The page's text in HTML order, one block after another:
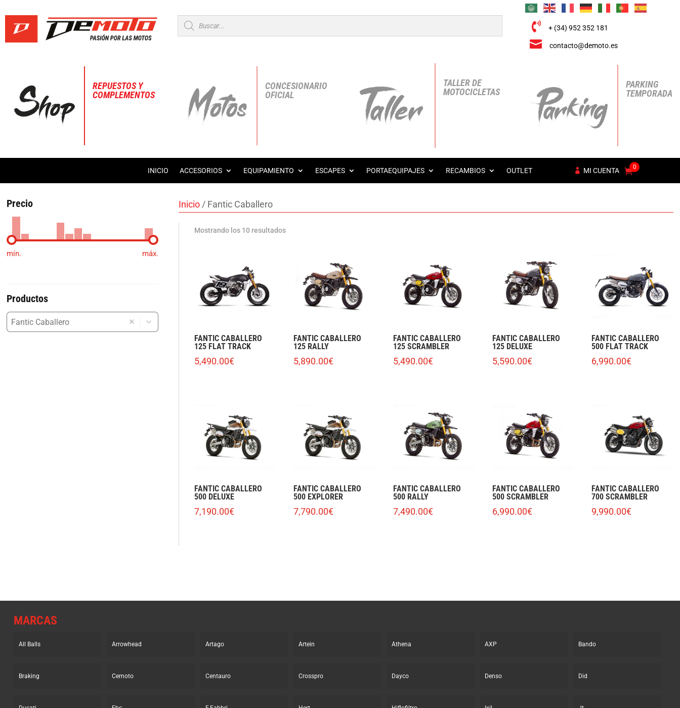
Búsqueda
de
productos
 + (34) 952 352 181
 contacto@demoto.es
REPUESTOS Y
COMPLEMENTOS
CONCESIONARIO
OFICIAL
TALLER DE
MOTOCICLETAS
PARKING
TEMPORADA
INICIO ACCESORIOS EQUIPAMIENTO ESCAPES PORTAEQUIPAJES RECAMBIOS OUTLET MI CUENTA 0
Precio
mín. máx.
Productos
×
Inicio/ Fantic Caballero
Mostrando los 10 resultados
FANTIC CABALLERO
125 FLAT TRACK
5,490.00€
FANTIC CABALLERO
125 RALLY
5,890.00€
FANTIC CABALLERO
125 SCRAMBLER
5,490.00€
FANTIC CABALLERO
125 DELUXE
5,590.00€
FANTIC CABALLERO
500 FLAT TRACK
6,990.00€
FANTIC CABALLERO
500 DELUXE
7,190.00€
FANTIC CABALLERO
500 EXPLORER
7,790.00€
FANTIC CABALLERO
500 RALLY
7,490.00€
FANTIC CABALLERO
500 SCRAMBLER
6,990.00€
FANTIC CABALLERO
700 SCRAMBLER
9,990.00€
MARCAS
All Balls Arrowhead Artago Artein Athena AXP Bando
Braking Cemoto Centauro Crosspro Dayco Denso Did